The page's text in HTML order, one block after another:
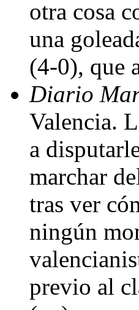
otra cosa
una
(4-0), que
Diario
Valencia.
a
marchar
tras ver
ningún
previo al